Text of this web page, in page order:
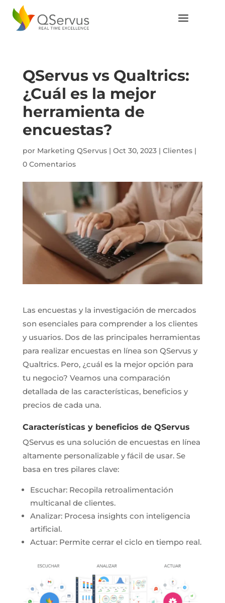
QServus vs Qualtrics:
¿Cuál es la mejor
herramienta de
encuestas?
por Marketing QServus| Oct 30, 2023| Clientes|
0 Comentarios
Las encuestas y la investigación de mercados
son esenciales para comprender a los clientes
y usuarios. Dos de las principales herramientas
para realizar encuestas en línea son QServus y
Qualtrics. Pero, ¿cuál es la mejor opción para
tu negocio? Veamos una comparación
detallada de las características, beneficios y
precios de cada una.
Características y beneficios de QServus
QServus es una solución de encuestas en línea
altamente personalizable y fácil de usar. Se
basa en tres pilares clave:
Escuchar: Recopila retroalimentación
multicanal de clientes.
Analizar: Procesa insights con inteligencia
artificial.
Actuar: Permite cerrar el ciclo en tiempo real.